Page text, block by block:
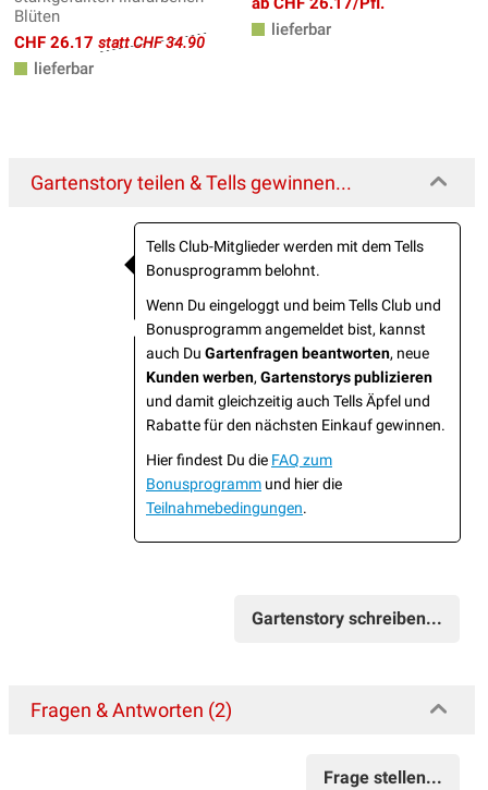
Blüten
CHF 26.17 statt CHF 34.90
lieferbar
lieferbar
Gartenstory teilen & Tells gewinnen...
Tells Club-Mitglieder werden mit dem Tells
Bonusprogramm belohnt.
Wenn Du eingeloggt und beim Tells Club und
Bonusprogramm angemeldet bist, kannst
auch Du Gartenfragen beantworten, neue
Kunden werben, Gartenstorys publizieren
und damit gleichzeitig auch Tells Äpfel und
Rabatte für den nächsten Einkauf gewinnen.
Hier findest Du die FAQ zum
Bonusprogramm und hier die
Teilnahmebedingungen.
Gartenstory schreiben...
Fragen & Antworten (2)
Frage stellen...